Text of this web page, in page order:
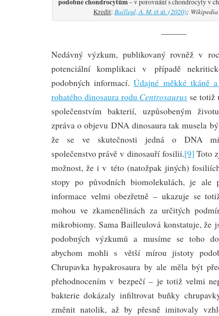
– v porovnání s chondrocyty v
Kredit:Bailleul, A. M.et al.(2020);
———
Nedávný výzkum, publikovaný rovněž v
potenciální komplikaci v případě
podobných informací.Údajné měkké tkáně
rohatého dinosaura rodu Centrosaurus se totiž
společenstvím bakterií, uzpůsobeným
zpráva o objevu DNA dinosaura tak musela
že se ve skutečnosti jedná o DNA
společenstvo právě v dinosauří fosilii.[9] Toto
možnost, že i v této (natožpak jiných)
stopy po původních biomolekulách, je ale
informace velmi obezřetně – ukazuje se
mohou ve zkamenělinách za určitých
mikrobiomy. Sama Bailleulová konstatuje, že
podobných výzkumů a musíme se toho
abychom mohli s větší mírou jistoty
Chrupavka hypakrosaura by ale měla být
přehodnocením v bezpečí – je totiž velmi
bakterie dokázaly infiltrovat buňky
změnit natolik, až by přesně imitovaly